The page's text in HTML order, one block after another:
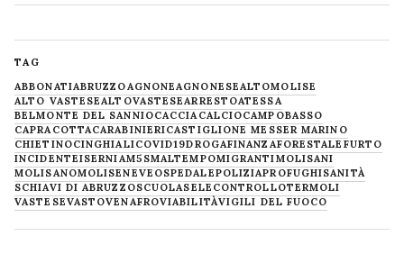
TAG
ABBONATIABRUZZOAGNONEAGNONESEALTOMOLISE
ALTO VASTESEALTOVASTESEARRESTOATESSA
BELMONTE DEL SANNIOCACCIACALCIOCAMPOBASSO
CAPRACOTTACARABINIERICASTIGLIONE MESSER MARINO
CHIETINOCINGHIALICOVID19DROGAFINANZAFORESTALE FURTO
INCIDENTEISERNIAM5SMALTEMPOMIGRANTIMOLISANI
MOLISANOMOLISENEVE OSPEDALEPOLIZIAPROFUGHISANITÀ
SCHIAVI DI ABRUZZOSCUOLASELECONTROLLOTERMOLI
VASTESEVASTOVENAFROVIABILITÀVIGILI DEL FUOCO